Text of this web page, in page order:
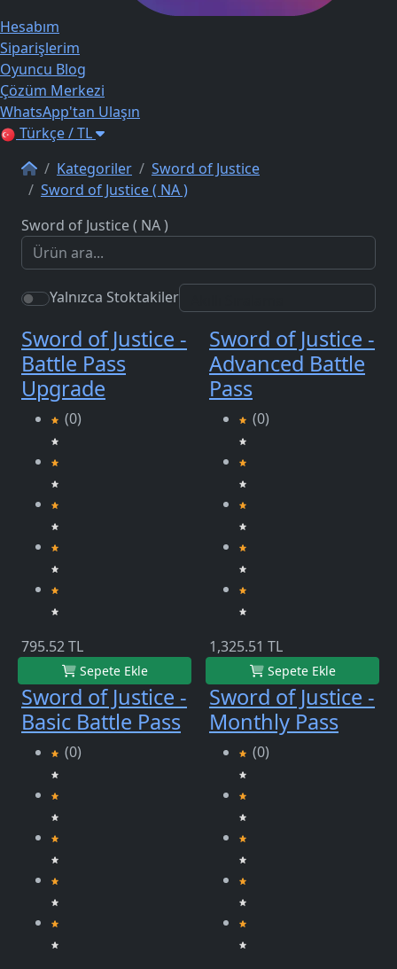
Hesabım
Siparişlerim
Oyuncu Blog
Çözüm Merkezi
WhatsApp'tan Ulaşın
Türkçe / TL
Kategoriler
Sword of Justice
Sword of Justice ( NA )
Sword of Justice ( NA )
Yalnızca Stoktakiler
Sword of Justice -
Battle Pass
Upgrade
(0)
795.52 TL
Sepete Ekle
Sword of Justice -
Advanced Battle
Pass
(0)
1,325.51 TL
Sepete Ekle
Sword of Justice -
Basic Battle Pass
(0)
Sword of Justice -
Monthly Pass
(0)